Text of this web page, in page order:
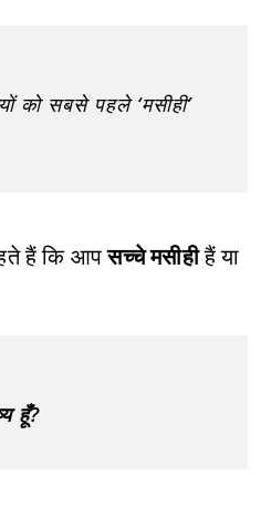
को सबसे पहले ‘मसीही’
हैं कि आपसच्चे मसीहीहैं या
हूँ?